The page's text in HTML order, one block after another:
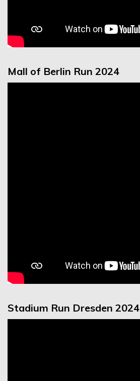
Mall of Berlin Run 2024
Stadium Run Dresden 2024